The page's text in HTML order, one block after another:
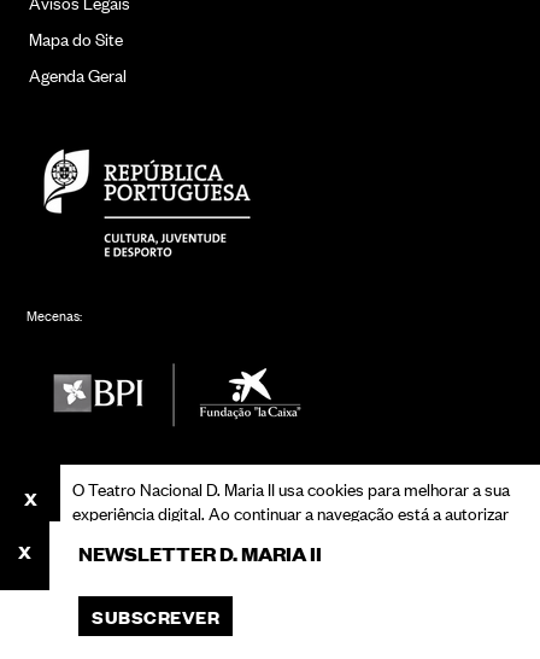
Mapa do Site
Agenda Geral
Mecenas:
Parceiros:
NEWSLETTER D. MARIA II
SUBSCREVER
O Teatro Nacional D. Maria II usa cookies para melhorar a sua
experiência digital. Ao continuar a navegação está a autorizar
Consulte a nossa Política de Privacidade para saber mais
ACEITAR